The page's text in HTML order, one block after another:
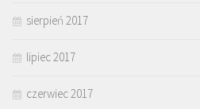
sierpień 2017
lipiec 2017
czerwiec 2017